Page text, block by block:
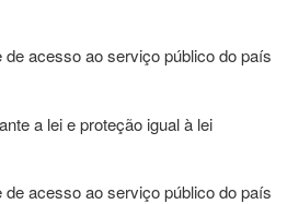
acesso ao serviço público do país
a lei e proteção igual à lei
acesso ao serviço público do país